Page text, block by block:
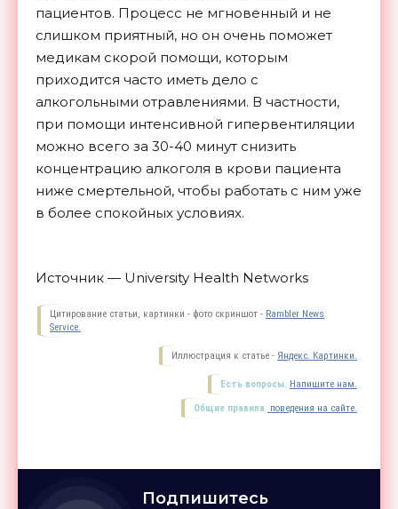
пациентов. Процесс не мгновенный и не
слишком приятный, но он очень поможет
медикам скорой помощи, которым
приходится часто иметь дело с
алкогольными отравлениями. В частности,
при помощи интенсивной гипервентиляции
можно всего за 30-40 минут снизить
концентрацию алкоголя в крови пациента
ниже смертельной, чтобы работать с ним уже
в более спокойных условиях.
Источник — University Health Networks
Цитирование статьи, картинки - фото скриншот - Rambler News
Service.
Иллюстрация к статье - Яндекс. Картинки.
Есть вопросы. Напишите нам.
Общие правила поведения на сайте.
Подпишитесь